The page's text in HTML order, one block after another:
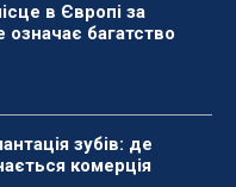
в Європі за
багатство
зубів: де
комерція